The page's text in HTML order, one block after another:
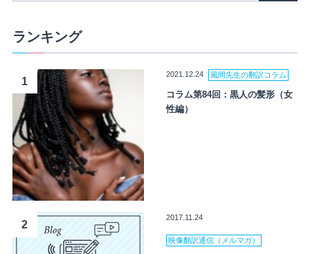
ランキング
1
2021.12.24 風間先生の翻訳コラム
コラム第84回：黒人の髪形（女
性編）
2
2017.11.24
映像翻訳通信（メルマガ）